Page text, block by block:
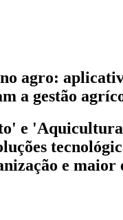
agro:
a gestão
e
e maior